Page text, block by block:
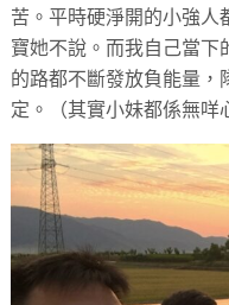
苦。平時硬淨開的小強人
寶她不說。而我自己當下
的路都不斷發放負能量，
定。（其實小妹都係無咩